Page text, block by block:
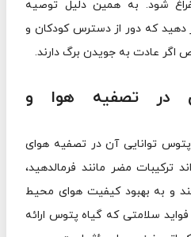
شود. به همین دلیل توصیه
دهید که دور از دسترس کودکان و
اگر عادت به جویدن برگ دارند.
در تصفیه هوا و
توانایی آن در تصفیه هوای
ترکیبات مضر مانند فرمالدهید،
و به بهبود کیفیت هوای محیط
سلامتی که گیاه پتوس ارائه